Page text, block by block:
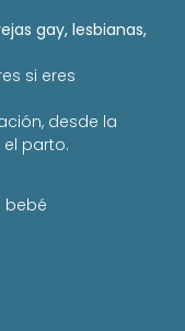
gay, lesbianas,
si eres
desde la
parto.